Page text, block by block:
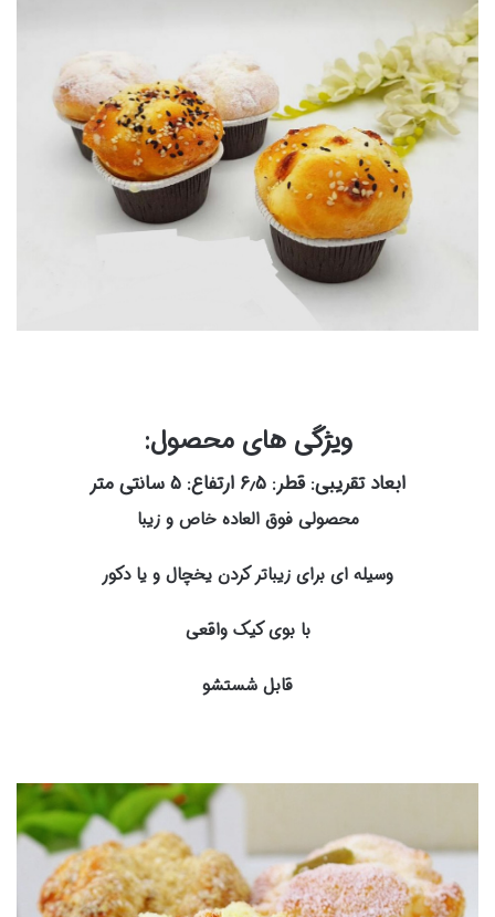
ویژگی های محصول:
ابعاد تقریبی: قطر: ۶٫۵ ارتفاع: ۵ سانتی متر
محصولی فوق العاده خاص و زیبا
وسیله ای برای زیباتر کردن یخچال و یا دکور
با بوی کیک واقعی
قابل شستشو